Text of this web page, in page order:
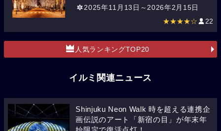
2025年11月13日～2026年2月15日
★★★★☆ 22
人気ランキングTOP20
イルミ関連ニュース
Shinjuku Neon Walk 時を超える連携企
画伝説のアート「新宿の目」が年末年